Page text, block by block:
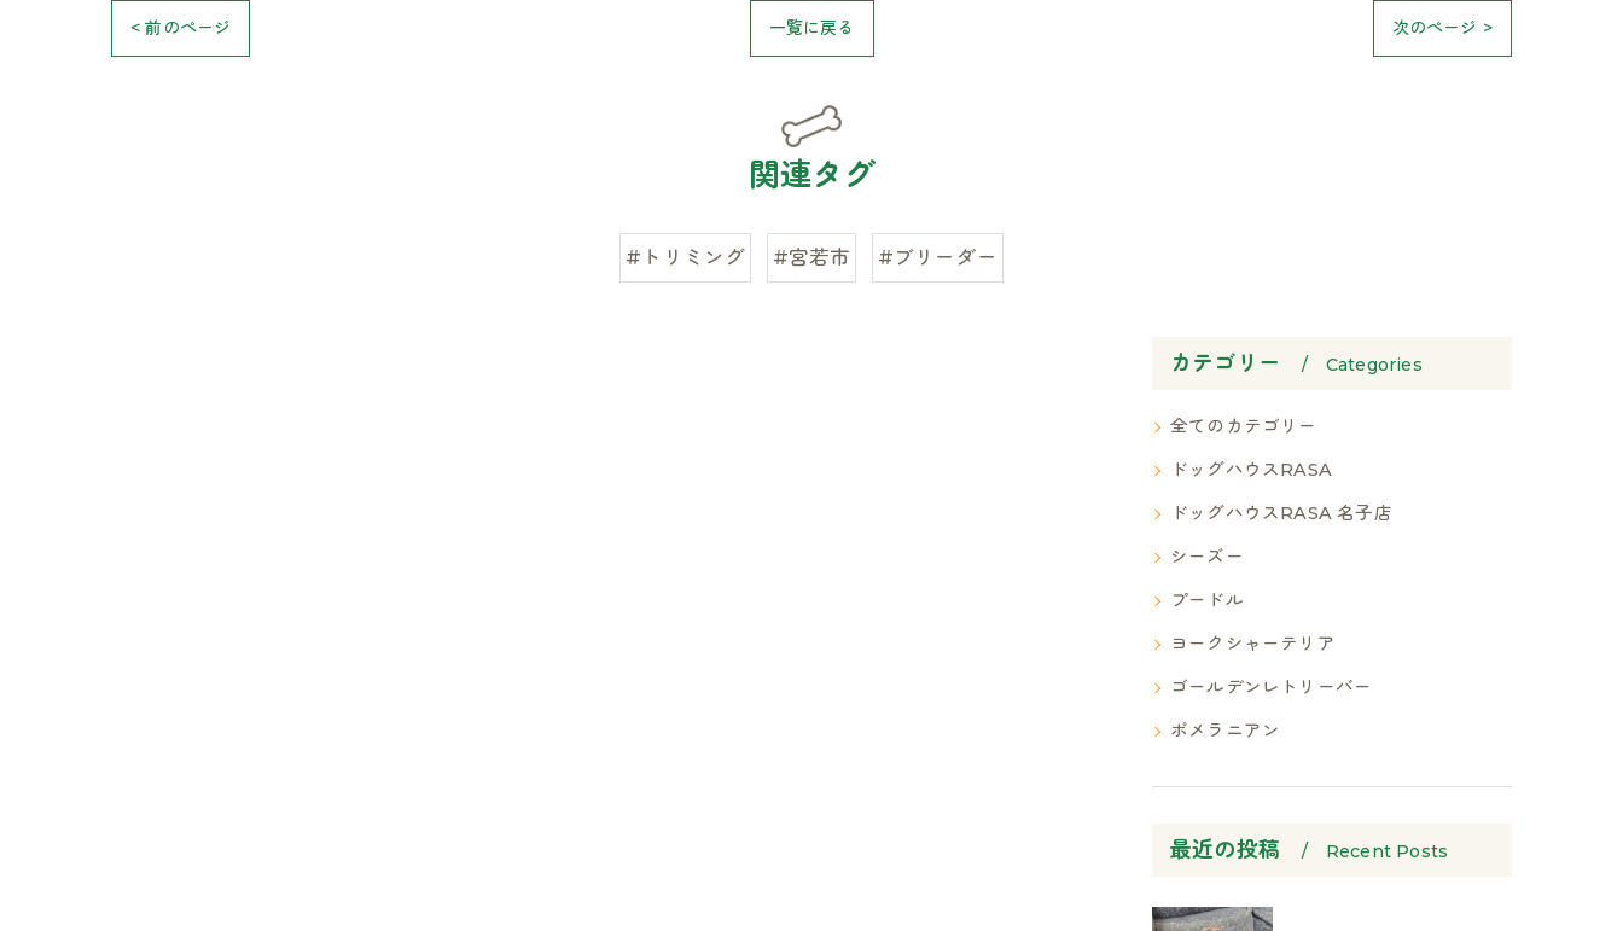
< 前のページ 一覧に戻る 次のページ >
関連タグ
#トリミング #宮若市 #ブリーダー
カテゴリー Categories
全てのカテゴリー
ドッグハウスRASA
ドッグハウスRASA 名子店
シーズー
プードル
ヨークシャーテリア
ゴールデンレトリーバー
ポメラニアン
最近の投稿 Recent Posts